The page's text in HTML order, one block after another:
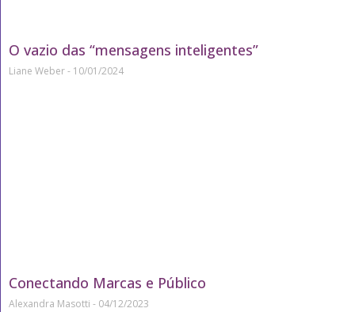
O vazio das “mensagens inteligentes”
Liane Weber 10/01/2024
Conectando Marcas e Público
Alexandra Masotti 04/12/2023